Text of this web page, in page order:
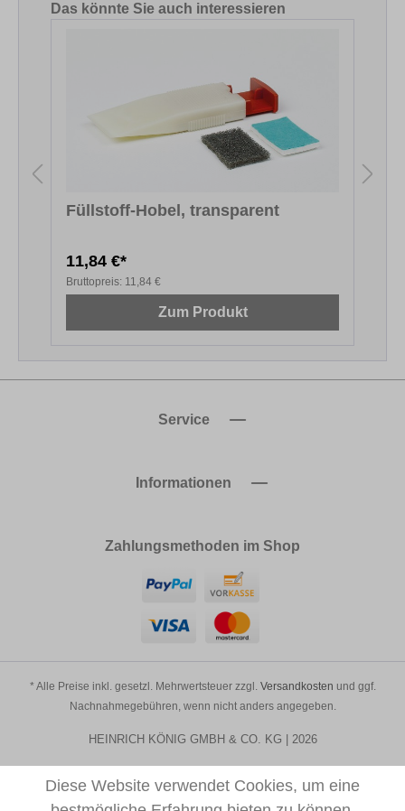
Produktgalerie überspringen
Das könnte Sie auch interessieren
Füllstoff-Hobel, transparent
11,84 €*
Bruttopreis: 11,84 €
Zum Produkt
Service
Informationen
Zahlungsmethoden im Shop
* Alle Preise inkl. gesetzl. Mehrwertsteuer zzgl. Versandkosten und ggf.
Nachnahmegebühren, wenn nicht anders angegeben.
HEINRICH KÖNIG GMBH & CO. KG | 2026
Diese Website verwendet Cookies, um eine